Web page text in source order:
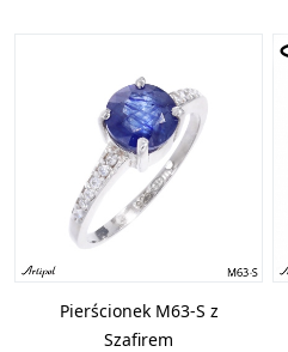
Pierścionek M63-S z
Szafirem